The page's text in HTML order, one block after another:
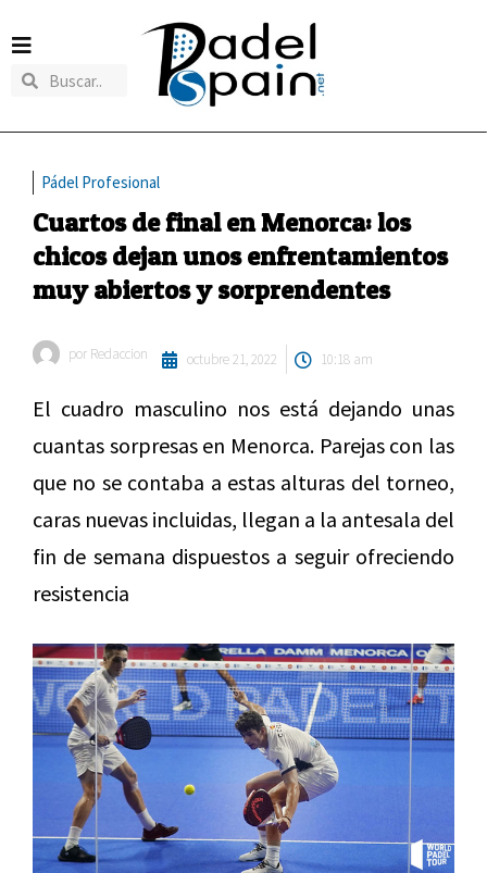
Pádel Profesional
Cuartos de final en Menorca: los
chicos dejan unos enfrentamientos
muy abiertos y sorprendentes
por Redaccion octubre 21, 2022 10:18 am
El cuadro masculino nos está dejando unas
cuantas sorpresas en Menorca. Parejas con las
que no se contaba a estas alturas del torneo,
caras nuevas incluidas, llegan a la antesala del
fin de semana dispuestos a seguir ofreciendo
resistencia